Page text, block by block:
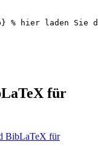
% hier laden Sie
für
BibLaTeX für